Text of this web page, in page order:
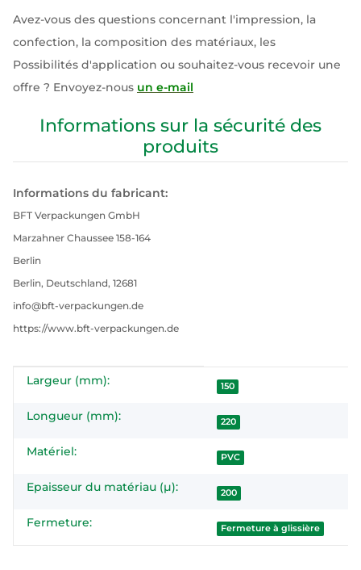
Avez-vous des questions concernant l'impression, la
confection, la composition des matériaux, les
Possibilités d'application ou souhaitez-vous recevoir une
offre ? Envoyez-nous un e-mail
Informations sur la sécurité des
produits
Informations du fabricant:
BFT Verpackungen GmbH
Marzahner Chaussee 158-164
Berlin
Berlin, Deutschland, 12681
info@bft-verpackungen.de
https://www.bft-verpackungen.de
#productDetails.itemInformation#
#productDetails.itemValue#
Largeur (mm): 150
Longueur (mm): 220
Matériel: PVC
Epaisseur du matériau (µ): 200
Fermeture: Fermeture à glissière